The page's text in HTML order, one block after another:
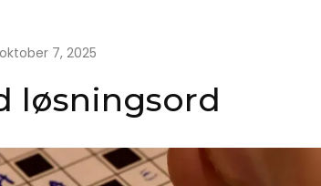
oktober 7, 2025
løsningsord